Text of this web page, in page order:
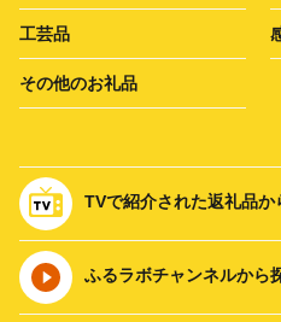
工芸品
その他のお礼品
TVで紹介された返礼品か
ふるラボチャンネルから